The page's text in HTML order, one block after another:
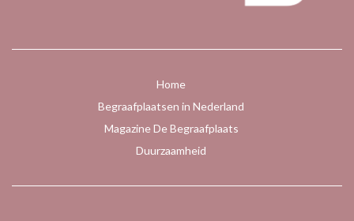
Home
Begraafplaatsen in Nederland
Magazine De Begraafplaats
Duurzaamheid